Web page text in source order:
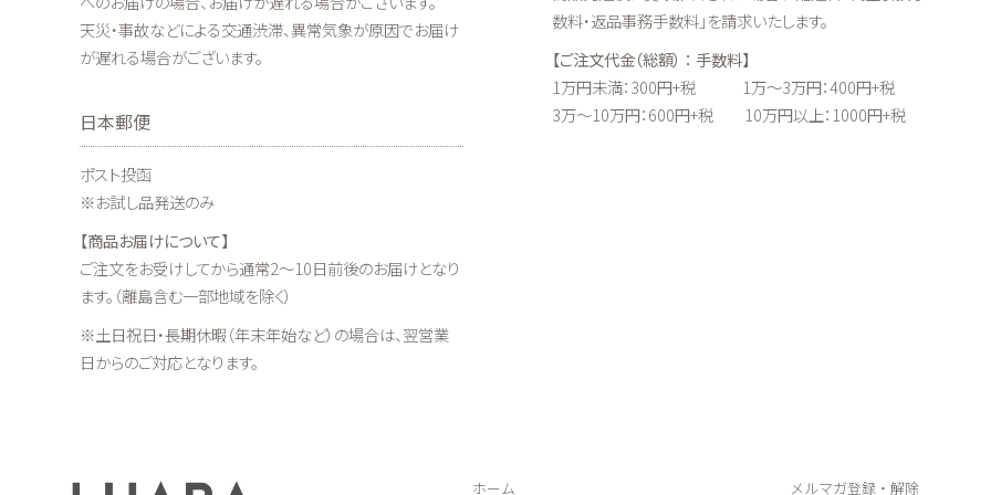
天災・事故などによる交通渋滞、異常気象が原因でお届け
が遅れる場合がございます。
日本郵便
ポスト投函
※お試し品発送のみ
【商品お届けについて】
ご注文をお受けしてから通常2～10日前後のお届けとなり
ます。（離島含む一部地域を除く）
※土日祝日・長期休暇（年末年始など）の場合は、翌営業
日からのご対応となります。
数料・返品事務手数料」を請求いたします。
【ご注文代金（総額） ： 手数料】
1万円未満：300円+税 1万～3万円：400円+税
3万～10万円：600円+税 10万円以上：1000円+税
ホーム メルマガ登録・解除